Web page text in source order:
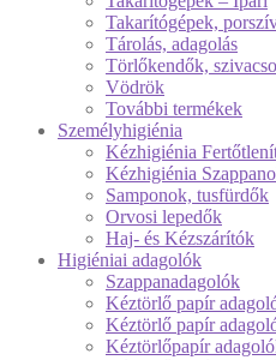
Takarítógépek,
Tárolás, adagolás
Törlőkendők,
Vödrök
További termékek
Személyhigiénia
Kézhigiénia
Kézhigiénia
Samponok, tusfürdők
Orvosi lepedők
Haj- és Kézszárítók
Higiéniai adagolók
Szappanadagolók
Kéztörlő papír
Kéztörlő papír
Kéztörlőpapír